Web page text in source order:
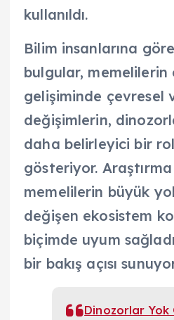
kullanıldı.
Bilim insanlarına
bulgular, memelilerin
gelişiminde çevresel
değişimlerin,
daha belirleyici bir rol
gösteriyor. Araştırma
memelilerin büyük
değişen ekosistem
biçimde uyum
bir bakış açısı
Dinozorlar Yok